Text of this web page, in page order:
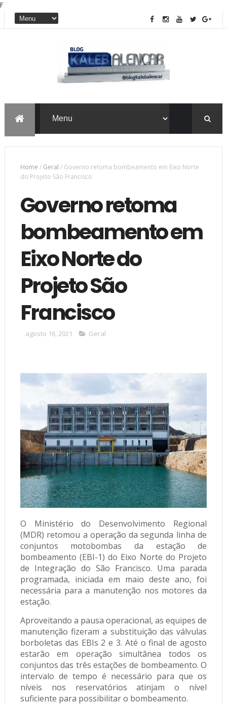
F
Home / Geral / Governo retoma bombeamento em Eixo Norte
do Projeto São Francisco
Governo retoma
bombeamento em
Eixo Norte do
Projeto São
Francisco
agosto 16, 2021 Geral
O Ministério do Desenvolvimento Regional
(MDR) retomou a operação da segunda linha de
conjuntos motobombas da estação de
bombeamento (EBI-1) do Eixo Norte do Projeto
de Integração do São Francisco. Uma parada
programada, iniciada em maio deste ano, foi
necessária para a manutenção nos motores da
estação.
Aproveitando a pausa operacional, as equipes de
manutenção fizeram a substituição das válvulas
borboletas das EBIs 2 e 3. Até o final de agosto
estarão em operação simultânea todos os
conjuntos das três estações de bombeamento. O
intervalo de tempo é necessário para que os
níveis nos reservatórios atinjam o nível
suficiente para possibilitar o bombeamento.